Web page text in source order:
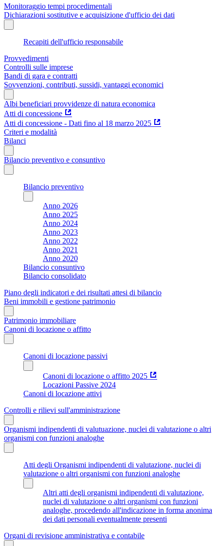
Monitoraggio tempi procedimentali
Dichiarazioni sostitutive e acquisizione d'ufficio dei dati
Recapiti dell'ufficio responsabile
Provvedimenti
Controlli sulle imprese
Bandi di gara e contratti
Sovvenzioni, contributi, sussidi, vantaggi economici
Albi beneficiari provvidenze di natura economica
Atti di concessione
Atti di concessione - Dati fino al 18 marzo 2025
Criteri e modalità
Bilanci
Bilancio preventivo e consuntivo
Bilancio preventivo
Anno 2026
Anno 2025
Anno 2024
Anno 2023
Anno 2022
Anno 2021
Anno 2020
Bilancio consuntivo
Bilancio consolidato
Piano degli indicatori e dei risultati attesi di bilancio
Beni immobili e gestione patrimonio
Patrimonio immobiliare
Canoni di locazione o affitto
Canoni di locazione passivi
Canoni di locazione o affitto 2025
Locazioni Passive 2024
Canoni di locazione attivi
Controlli e rilievi sull'amministrazione
Organismi indipendenti di valutuazione, nuclei di valutazione o altri
organismi con funzioni analoghe
Atti degli Organismi indipendenti di valutazione, nuclei di
valutazione o altri organismi con funzioni analoghe
Altri atti degli organismi indipendenti di valutazione,
nuclei di valutazione o altri organismi con funzioni
analoghe, procedendo all'indicazione in forma anonima
dei dati personali eventualmente presenti
Organi di revisione amministrativa e contabile